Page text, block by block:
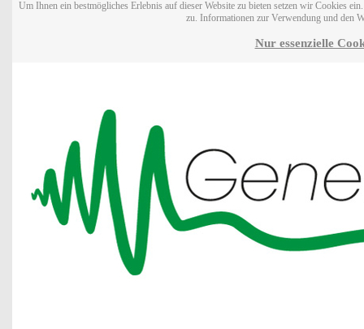
Um Ihnen ein bestmögliches Erlebnis auf dieser Website zu bieten setzen wir Cookies
zu. Informationen zur Verwendung und den
Nur essenzielle